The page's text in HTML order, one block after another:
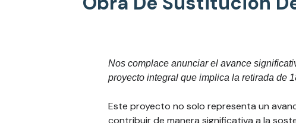
Nos complace anunciar el avance
proyecto integral que implica la retirada de
Este proyecto no solo representa un
contribuir de manera significativa a la